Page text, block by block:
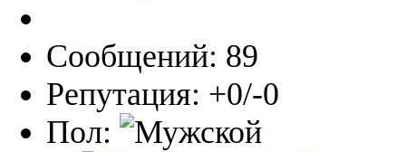
Сообщений: 89
Репутация: +0/-0
Пол: